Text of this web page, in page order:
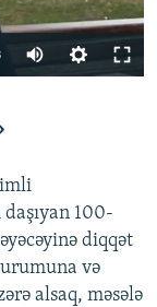
100-
diqqət
və
alsaq, məsələ